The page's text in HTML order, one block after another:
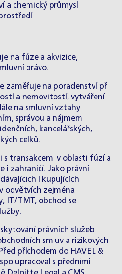
a chemický průmysl
na fúze a akvizice,
právo.
zaměřuje na poradenství při
a nemovitostí, vytváření
na smluvní vztahy
správou a nájmem
kancelářských,
celků.
s transakcemi v oblasti fúzí a
i zahraničí. Jako právní
i kupujících
odvětvích zejména
IT/TMT, obchod se
právních služeb
smluv a rizikových
příchodem do HAVEL &
spolupracoval s předními